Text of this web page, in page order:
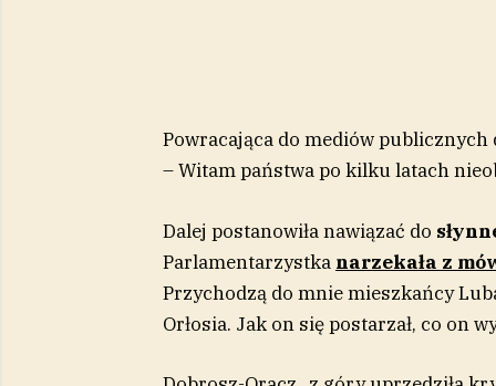
Powracająca do mediów
– Witam państwa po kilku latach
Dalej postanowiła nawiązać do
Parlamentarzystka narzekała z
Przychodzą do mnie mieszkańcy
Orłosia. Jak on się postarzał, co on